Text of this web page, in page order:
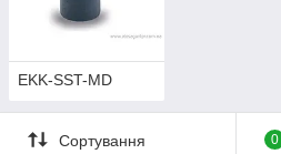
EKK-SST-MD
Сортування 0